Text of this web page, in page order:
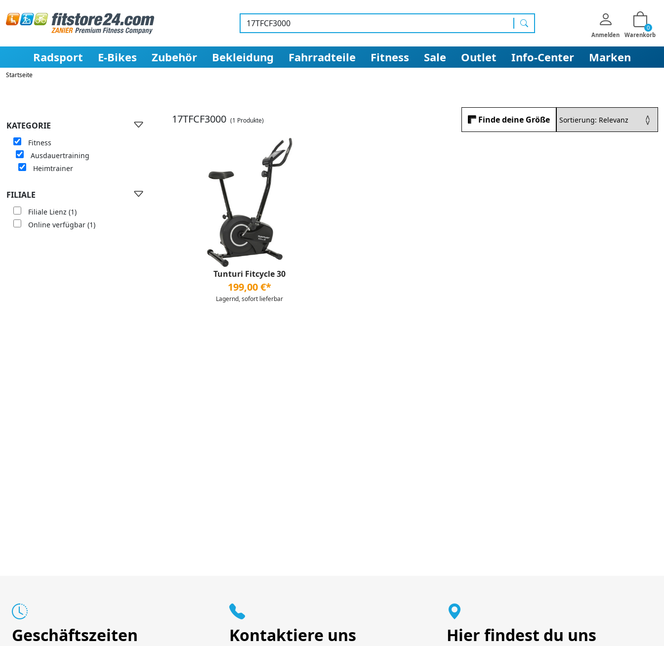
Suchen Anmelden Warenkorb
0
Radsport E-Bikes Zubehör Bekleidung Fahrradteile Fitness Sale Outlet Info-Center Marken
Startseite
KATEGORIE
Fitness
Ausdauertraining
Heimtrainer
FILIALE
Filiale Lienz (1)
Online verfügbar (1)
17TFCF3000 (1 Produkte) Finde deine Größe
Tunturi Fitcycle 30
199,00 €*
Lagernd, sofort lieferbar
Geschäftszeiten Kontaktiere uns Hier findest du uns